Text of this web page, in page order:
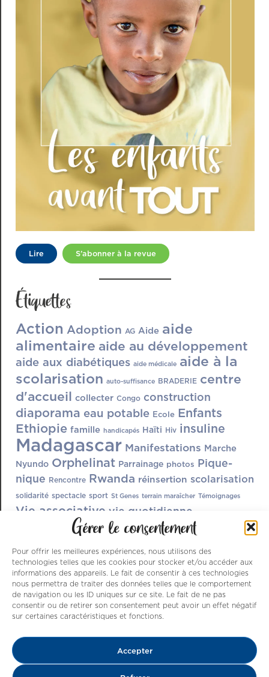
Gérer le consentement
Pour offrir les meilleures expériences, nous utilisons des
technologies telles que les cookies pour stocker et/ou accéder aux
informations des appareils. Le fait de consentir à ces technologies
nous permettra de traiter des données telles que le comportement
de navigation ou les ID uniques sur ce site. Le fait de ne pas
consentir ou de retirer son consentement peut avoir un effet négatif
sur certaines caractéristiques et fonctions.
Accepter
Lire S’abonner à la revue
Étiquettes
Action Adoption AG Aide aide
alimentaire aide au développement
aide aux diabétiques aide médicale aide à la
scolarisation auto-suffisance BRADERIE centre
d'accueil collecter Congo construction
diaporama eau potable Ecole Enfants
Ethiopie famille handicapés Haïti Hiv insuline
Madagascar Manifestations Marche
Nyundo Orphelinat Parrainage photos Pique-
nique Rencontre Rwanda réinsertion scolarisation
solidarité spectacle sport St Genes terrain maraîcher Témoignages
Vie associative vie quotidienne
Nos ressources sont issues de dons , de
parrainages et du dynamisme des nombreux
bénévoles qui s’activent à améliorer le